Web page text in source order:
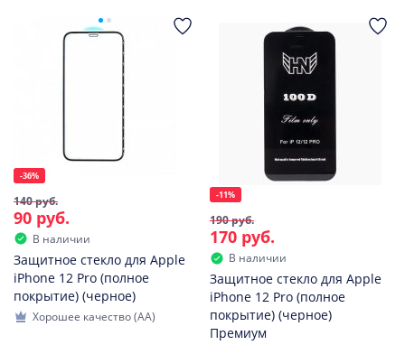
-36%
140 руб.
90 руб.
В наличии
Защитное стекло для Apple
iPhone 12 Pro (полное
покрытие) (черное)
Хорошее качество (AA)
-11%
190 руб.
170 руб.
В наличии
Защитное стекло для Apple
iPhone 12 Pro (полное
покрытие) (черное)
Премиум